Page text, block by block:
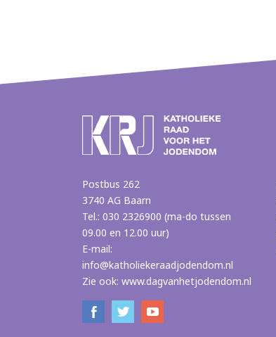
Postbus 262
3740 AG Baarn
Tel.: 030 2326900 (ma-do tussen
09.00 en 12.00 uur)
E-mail:
info@katholiekeraadjodendom.nl
Zie ook: www.dagvanhetjodendom.nl